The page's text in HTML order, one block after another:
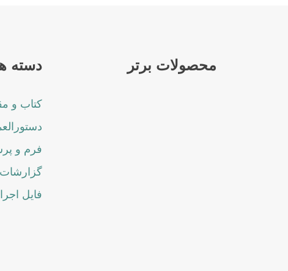
محصولات برتر دسته
کتاب و
فرم و
فایل